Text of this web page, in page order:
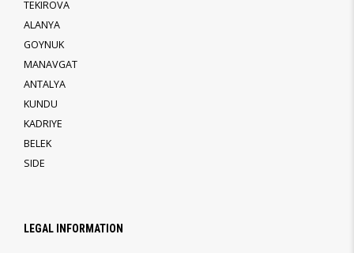
TEKIROVA
ALANYA
GOYNUK
MANAVGAT
ANTALYA
KUNDU
KADRIYE
BELEK
SIDE
LEGAL INFORMATION